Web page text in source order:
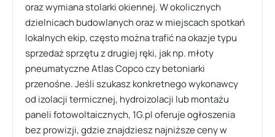
oraz wymiana stolarki okiennej. W okolicznych
dzielnicach budowlanych oraz w miejscach spotkań
lokalnych ekip, często można trafić na okazje typu
sprzedaż sprzętu z drugiej ręki, jak np. młoty
pneumatyczne Atlas Copco czy betoniarki
przenośne. Jeśli szukasz konkretnego wykonawcy
od izolacji termicznej, hydroizolacji lub montażu
paneli fotowoltaicznych, 1G.pl oferuje ogłoszenia
bez prowizji, gdzie znajdziesz najniższe ceny w